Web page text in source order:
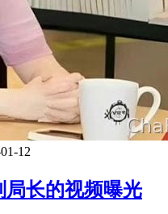
12
局长的视频曝光